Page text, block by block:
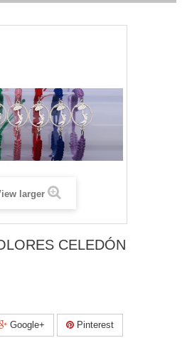
larger
CELEDÓN
Google+ Pinterest